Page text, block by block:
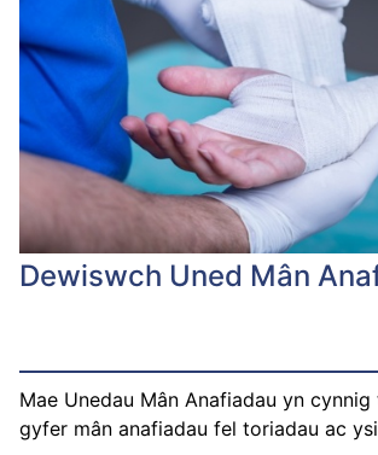
Dewiswch Uned Mân
Mae Unedau Mân Anafiadau yn
gyfer mân anafiadau fel toriadau ac